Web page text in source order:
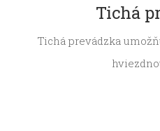
Tichá
Tichá prevádzka